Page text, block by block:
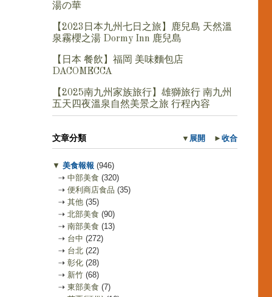
湯の華
【2023日本九州七日之旅】鹿兒島 天然溫
泉霧櫻之湯 Dormy Inn 鹿兒島
【日本 餐飲】福岡 美味麵包店
DACOMECCA
【2025南九州家族旅行】雄獅旅行 南九州
五天四夜溫泉自然美景之旅 行程內容
▼ 展開 ► 收合
文章分類
▼ 美食報報 (946)
⇢ 中部美食 (320)
⇢ 便利商店食品 (35)
⇢ 其他 (35)
⇢ 北部美食 (90)
⇢ 南部美食 (13)
⇢ 台中 (272)
⇢ 台北 (22)
⇢ 彰化 (28)
⇢ 新竹 (68)
⇢ 東部美食 (7)